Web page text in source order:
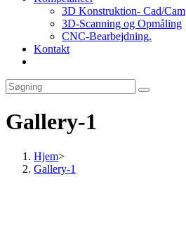
3D Konstruktion- Cad/Cam
3D-Scanning og Opmåling
CNC-Bearbejdning.
Kontakt
search
Gallery-1
Hjem>
Gallery-1